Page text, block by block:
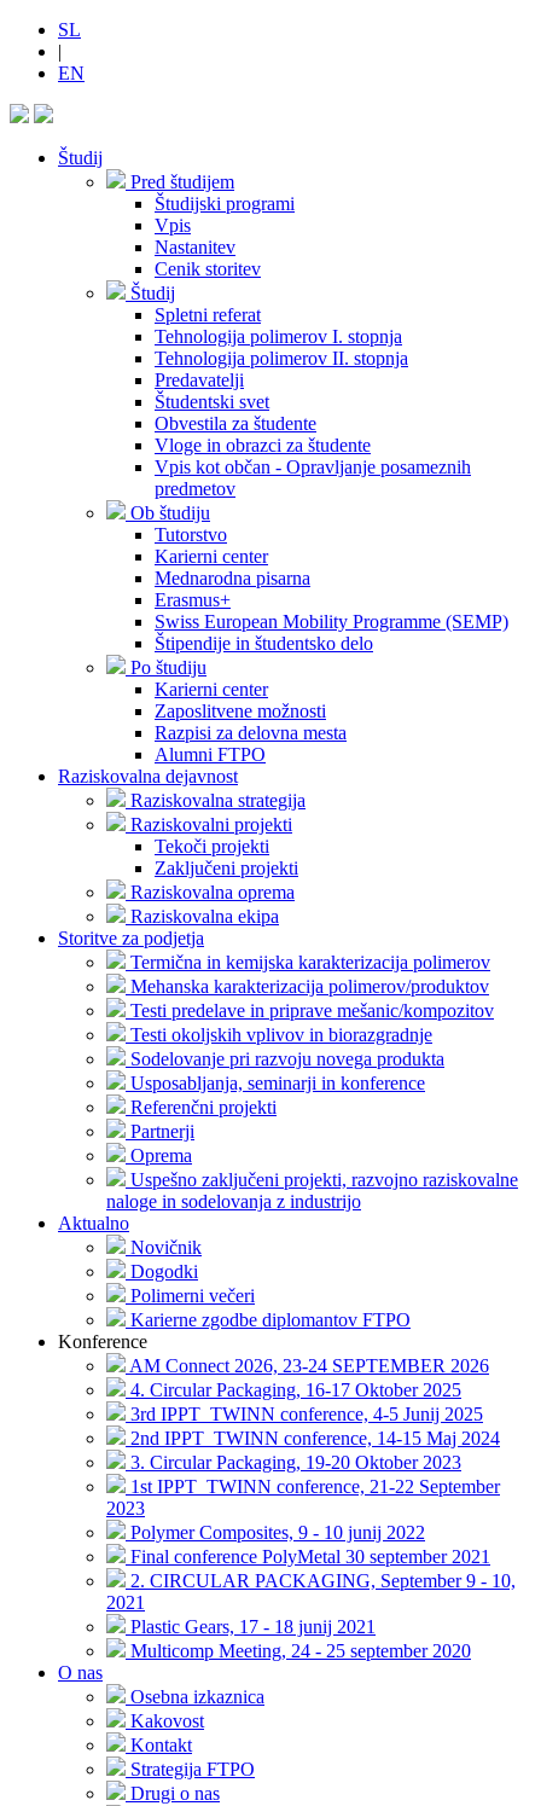
SL
|
EN
Študij
Pred študijem
Študijski programi
Vpis
Nastanitev
Cenik storitev
Študij
Spletni referat
Tehnologija polimerov I. stopnja
Tehnologija polimerov II. stopnja
Predavatelji
Študentski svet
Obvestila za študente
Vloge in obrazci za študente
Vpis kot občan - Opravljanje posameznih
predmetov
Ob študiju
Tutorstvo
Karierni center
Mednarodna pisarna
Erasmus+
Swiss European Mobility Programme (SEMP)
Štipendije in študentsko delo
Po študiju
Karierni center
Zaposlitvene možnosti
Razpisi za delovna mesta
Alumni FTPO
Raziskovalna dejavnost
Raziskovalna strategija
Raziskovalni projekti
Tekoči projekti
Zaključeni projekti
Raziskovalna oprema
Raziskovalna ekipa
Storitve za podjetja
Termična in kemijska karakterizacija polimerov
Mehanska karakterizacija polimerov/produktov
Testi predelave in priprave mešanic/kompozitov
Testi okoljskih vplivov in biorazgradnje
Sodelovanje pri razvoju novega produkta
Usposabljanja, seminarji in konference
Referenčni projekti
Partnerji
Oprema
Uspešno zaključeni projekti, razvojno raziskovalne
naloge in sodelovanja z industrijo
Aktualno
Novičnik
Dogodki
Polimerni večeri
Karierne zgodbe diplomantov FTPO
Konference
AM Connect 2026, 23-24 SEPTEMBER 2026
4. Circular Packaging, 16-17 Oktober 2025
3rd IPPT_TWINN conference, 4-5 Junij 2025
2nd IPPT_TWINN conference, 14-15 Maj 2024
3. Circular Packaging, 19-20 Oktober 2023
1st IPPT_TWINN conference, 21-22 September
2023
Polymer Composites, 9 - 10 junij 2022
Final conference PolyMetal 30 september 2021
2. CIRCULAR PACKAGING, September 9 - 10,
2021
Plastic Gears, 17 - 18 junij 2021
Multicomp Meeting, 24 - 25 september 2020
O nas
Osebna izkaznica
Kakovost
Kontakt
Strategija FTPO
Drugi o nas